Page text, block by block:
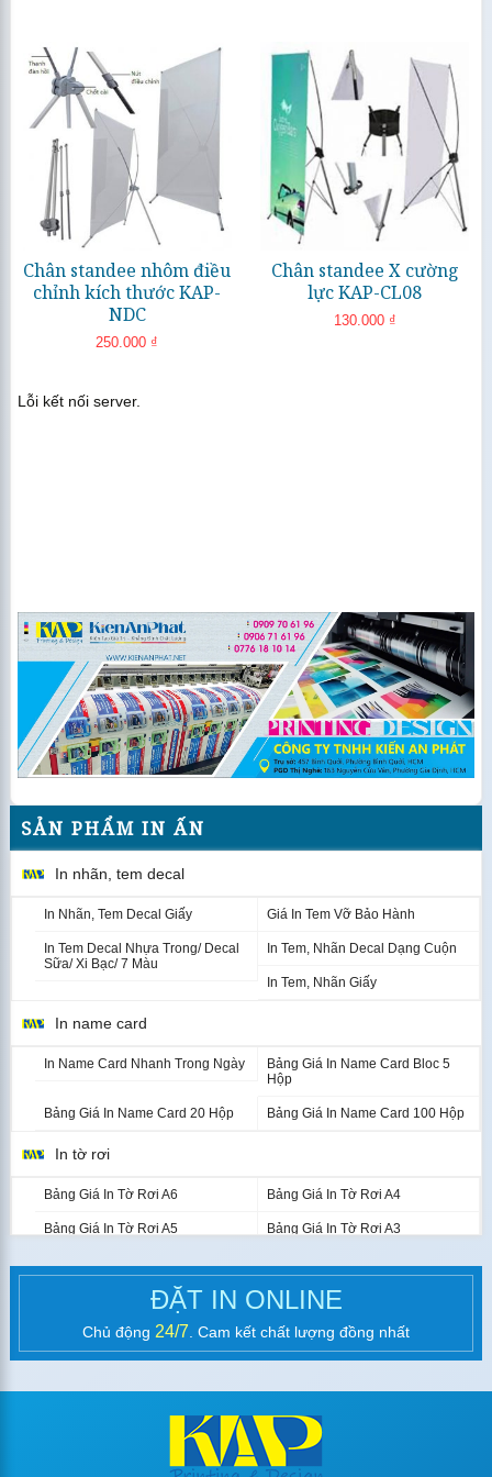
Standee khung sắt Ure 4 góc
Và còn nhiều kiểu dáng khác hoặc thiết kế kiểu dáng
theo yêu cầu
Standee chân khung sắt có thể thay đổi kích thước
Bảng giá Chân standee khung sắt tham khảo
STANDEE KHUNG SẮT CHÂN SAU 20V
Chân 850.000đ Chân 1.000.000đ
Poster: pp
formex 5ly 1
Poster: pp
dầu, cán
STANDEE KHUNG SẮT CHÂN SAU 30V
dầu, cán
Poster: pp dầu,
cán formex 5ly
140cm)
Chân standee nhôm điều
chỉnh kích thước KAP-
NDC
250.000 ₫
Đọc tiếp
Chân standee X cường
lực KAP-CL08
130.000 ₫
Lỗi kết nối server.
SẢN PHẨM IN ẤN
In nhãn, tem decal
In Nhãn, Tem Decal Giấy Giá In Tem Vỡ Bảo Hành
In Tem Decal Nhựa Trong/ Decal
Sữa/ Xi Bạc/ 7 Màu
In Tem, Nhãn Decal Dạng Cuộn
In Tem, Nhãn Giấy
In name card
In Name Card Nhanh Trong Ngày
Bảng Giá In Name Card Bloc 5
Hộp
Bảng Giá In Name Card 20 Hộp Bảng Giá In Name Card 100 Hộp
In tờ rơi
Bảng Giá In Tờ Rơi A6 Bảng Giá In Tờ Rơi A4
Bảng Giá In Tờ Rơi A5 Bảng Giá In Tờ Rơi A3
In catalogue nhanh
In Brochure (Tờ Gấp)
Bảng Giá In Brochure A4 Bảng Giá In Brochure A3
Kích Thước Brochure In Theo Yêu
ĐẶT IN ONLINE
Chủ động 24/7 . Cam kết chất lượng đồng nhất